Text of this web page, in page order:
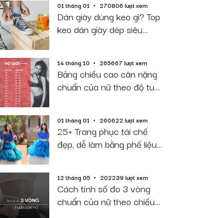
01 tháng 01 270806 lượt xem
Dán giày dùng keo gì? Top
keo dán giày dép siêu
14 tháng 10 265667 lượt xem
Bảng chiều cao cân nặng
chuẩn của nữ theo độ tuổi
01 tháng 01 260622 lượt xem
25+ Trang phục tái chế
đẹp, dễ làm bằng phế liệu
12 tháng 05 202239 lượt xem
Cách tính số đo 3 vòng
chuẩn của nữ theo chiều